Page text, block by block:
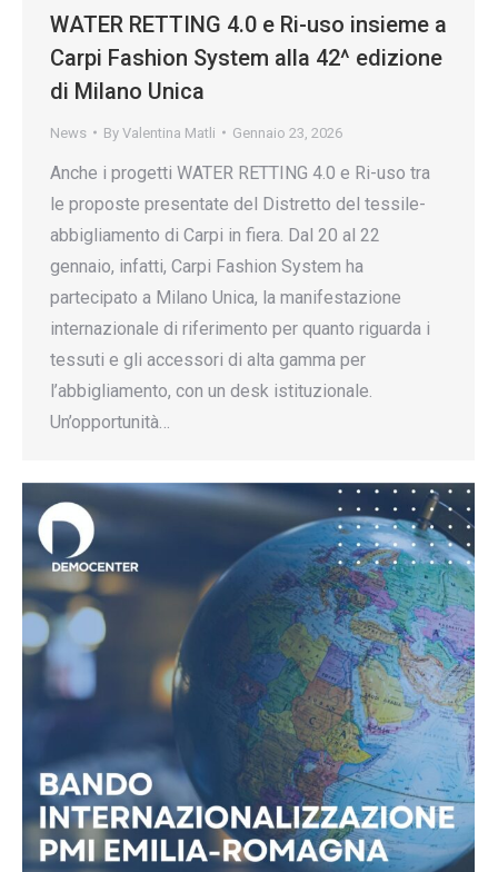
WATER RETTING 4.0 e Ri-uso insieme a
Carpi Fashion System alla 42^ edizione
di Milano Unica
News By Valentina Matli Gennaio 23, 2026
Anche i progetti WATER RETTING 4.0 e Ri-uso tra
le proposte presentate del Distretto del tessile-
abbigliamento di Carpi in fiera. Dal 20 al 22
gennaio, infatti, Carpi Fashion System ha
partecipato a Milano Unica, la manifestazione
internazionale di riferimento per quanto riguarda i
tessuti e gli accessori di alta gamma per
l’abbigliamento, con un desk istituzionale.
Un’opportunità…